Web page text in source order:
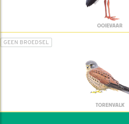
OOIEVAAR
GEEN BROEDSEL
TORENVALK